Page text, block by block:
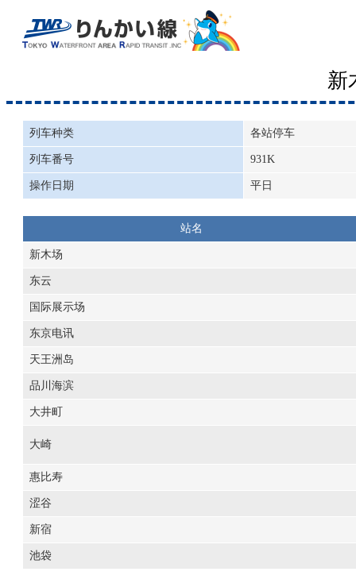
新
列车种类 各站停车
列车番号 931K
操作日期 平日
站名
新木场
东云
国际展示场
东京电讯
天王洲岛
品川海滨
大井町
大崎
惠比寿
涩谷
新宿
池袋